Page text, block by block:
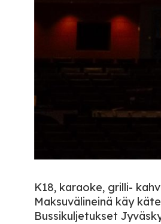
K18, karaoke, grilli-
Maksuvälineinä käy
Bussikuljetukset